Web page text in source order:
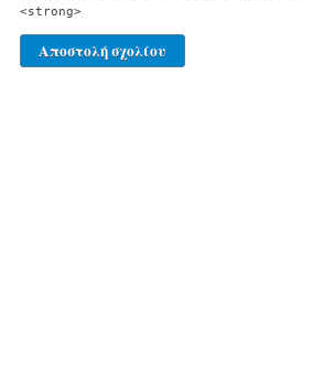
<strong>